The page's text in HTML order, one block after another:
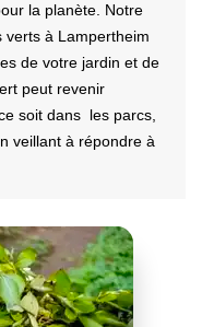
la planète. Notre
verts à Lampertheim
de votre jardin et de
peut revenir
soit dans les parcs,
veillant à répondre à